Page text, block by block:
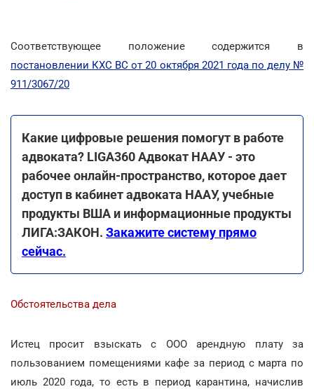
Соответствующее положение содержится в
постановлении КХС ВС от 20 октября 2021 года по делу №
911/3067/20
Какие цифровые решения помогут в работе
адвоката? LIGA360 Адвокат НААУ - это
рабочее онлайн-пространство, которое дает
доступ в кабинет адвоката НААУ, учебные
продукты ВША и информационные продукты
ЛИГА:ЗАКОН. Закажите систему прямо
сейчас.
Обстоятельства дела
Истец просит взыскать с ООО арендную плату за
пользованием помещениями кафе за период с марта по
июль 2020 года, то есть в период карантина, начислив